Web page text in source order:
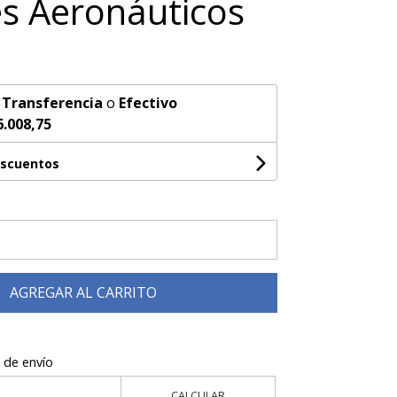
Aeronáuticos
Transferencia o Efectivo
AGREGAR AL CARRITO
envío